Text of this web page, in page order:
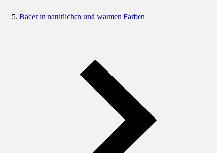
Bäder in natürlichen und warmen Farben